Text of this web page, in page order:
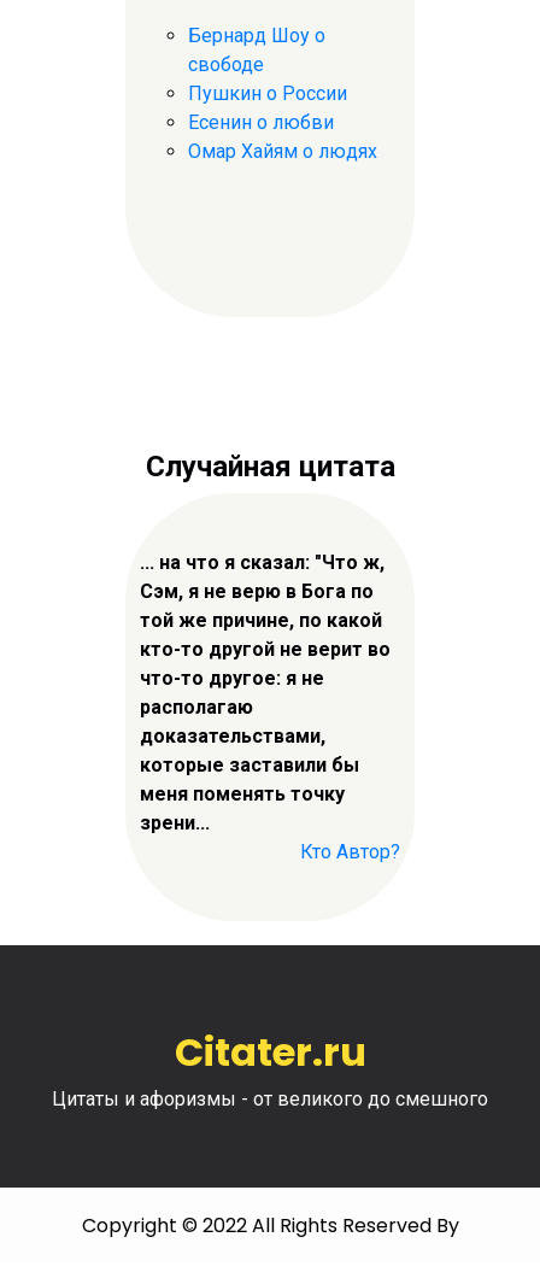
Бернард Шоу о
свободе
Пушкин о России
Есенин о любви
Омар Хайям о людях
Случайная цитата
... на что я сказал: "Что ж,
Сэм, я не верю в Бога по
той же причине, по какой
кто-то другой не верит во
что-то другое: я не
располагаю
доказательствами,
которые заставили бы
меня поменять точку
зрени...
Кто Автор?
Citater.ru
Цитаты и афоризмы - от великого до смешного
Copyright © 2022 All Rights Reserved By